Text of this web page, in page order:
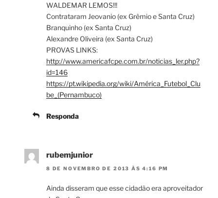
WALDEMAR LEMOS!!!
Contrataram Jeovanio (ex Grêmio e Santa Cruz)
Branquinho (ex Santa Cruz)
Alexandre Oliveira (ex Santa Cruz)
PROVAS LINKS:
http://www.americafcpe.com.br/noticias_ler.php?
id=146
https://pt.wikipedia.org/wiki/América_Futebol_Clu
be_(Pernambuco)
Responda
rubemjunior
8 DE NOVEMBRO DE 2013 ÀS 4:16 PM
Ainda disseram que esse cidadão era aproveitador